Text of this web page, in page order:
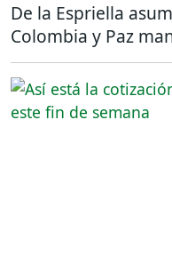
De la Espriella
Colombia y Paz